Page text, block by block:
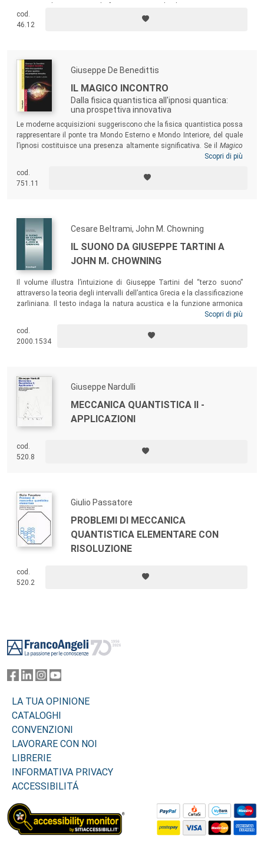
descrivere in modo soddisfacente con la scienza tradizionale e
mostrando come essi siano il risultato di interazioni collettive di molti
cod.
46.12
Giuseppe De Benedittis
IL MAGICO INCONTRO
Dalla fisica quantistica all'ipnosi quantica:
una prospettiva innovativa
Le moderne acquisizioni suggeriscono che la fisica quantistica possa
rappresentare il ponte tra Mondo Esterno e Mondo Interiore, del quale
l’ipnosi costituisce una presenza altamente significativa. Se il Magico
tra fisica quantistica ed ipnosi sarà dimostrato non solo
prospettive sul cruciale problema mente/corpo. Alcuni esempi di
applicazioni cliniche e
Scopri di più
cod.
751.11
Cesare Beltrami, John M. Chowning
IL SUONO DA GIUSEPPE TARTINI A
JOHN M. CHOWNING
Il volume illustra l’intuizione di Giuseppe Tartini del “terzo suono”
attraverso la teoria degli intervalli dell’antica Grecia e la classificazione
zarliniana. Il testo indaga la natura acustica e la funzione armonica
della scoperta del compositore istriano, collocandola all’interno del
della teoria incentrata sui suoni di combinazione, oggi componente
essenziale della musica elettroacusica.
Scopri di più
cod.
2000.1534
Giuseppe Nardulli
MECCANICA QUANTISTICA II -
APPLICAZIONI
cod.
520.8
Giulio Passatore
PROBLEMI DI MECCANICA
QUANTISTICA ELEMENTARE CON
RISOLUZIONE
cod.
520.2
LA TUA OPINIONE
CATALOGHI
CONVENZIONI
LAVORARE CON NOI
LIBRERIE
INFORMATIVA PRIVACY
ACCESSIBILITÁ